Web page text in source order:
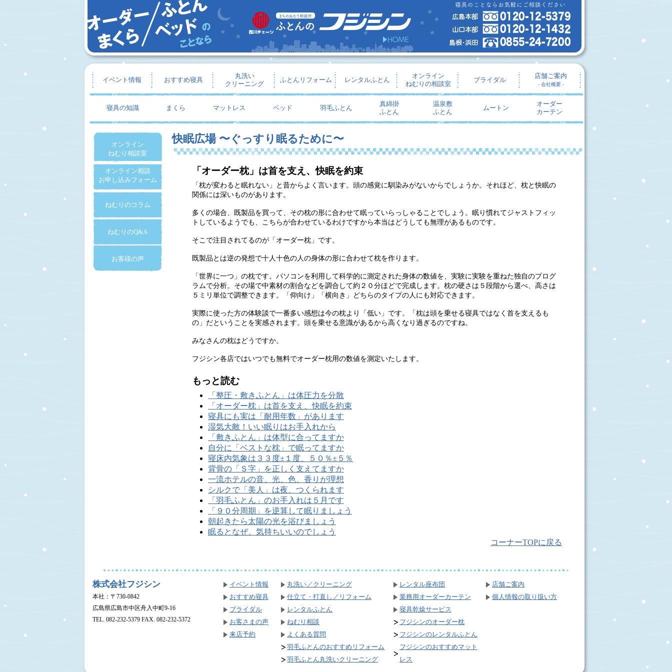
イベント情報 おすすめ寝具
丸洗い
クリーニング
ふとんリフォーム レンタルふとん
オンライン
ねむりの相談室
ブライダル
店舗ご案内
- 会社概要 -
寝具の知識 まくら マットレス ベッド 羽毛ふとん
真綿掛
ふとん
温泉敷
ふとん
ムートン
オーダー
カーテン
快眠広場 〜ぐっすり眠るために〜
「オーダー枕」は首を支え、快眠を約束
「枕が変わると眠れない」と昔からよく言います。頭の感覚に馴染みがないからでしょうか。それほど、枕と快眠の
関係には深いものがあります。
多くの場合、既製品を買って、その枕の形に合わせて眠っていらっしゃることでしょう。眠り慣れてジャストフィッ
トしているようでも、こちらが合わせているわけですから本当はどうしても無理があるものです。
そこで注目されてるのが「オーダー枕」です。
既製品とは逆の発想で十人十色の人の身体の形に合わせて枕を作ります。
「世界に一つ」の枕です。パソコンを利用して科学的に測定された身体の数値を、実験に実験を重ねた独自のプログ
ラムで分析。その場で中素材の割合などを調合して約２０分ほどで完成します。枕の硬さは５段階から選べ、高さは
５ミリ単位で調整できます。「仰向け」「横向き」どちらのタイプの人にも対応できます。
実際に使った方の体験談で一番多い感想は今の枕より「低い」です。「枕は頭を乗せる寝具ではなく首を支えるも
の」だということを実感されます。頭を乗せる意識があるから高くなり過ぎるのですね。
みなさんの枕はどうですか。
フジシン各店ではいつでも無料でオーダー枕用の数値を測定いたします。
もっと読む
「整圧・敷きふとん」は体圧力を分散
「オーダー枕」は首を支え、快眠を約束
寝具にも実は「耐用年数」があります
湿気大敵！いい眠りはお手入れから
「敷きふとん」は体型に合ってますか
自分に「ベストな枕」で眠ってますか
寝床内気象は３３度±１度、５０％±５％
背骨の「Ｓ字」を正しく支えてますか
一流ホテルの音、光、色、香りが理想
シルクで「美人」は夜、つくられます
「羽毛ふとん」のお手入れは５月です
「９０分周期」を逆算して眠りましょう
朝起きたら太陽の光を浴びましょう
眠るとなぜ、気持ちいいのでしょう
コーナーTOPに戻る
オンライン
ねむり相談室
オンライン相談
お申し込みフォーム
ねむりのコラム
ねむりのQ&A
お客様の声
株式会社フジシン
本社：〒730-0842
広島県広島市中区舟入中町9-16
TEL. 082-232-5379 FAX. 082-232-5372
イベント情報
おすすめ寝具
ブライダル
お客さまの声
来店予約
丸洗い／クリーニング
仕立て・打直し／リフォーム
レンタルふとん
ねむり相談
よくある質問
羽毛ふとんのおすすめリフォーム
羽毛ふとん丸洗いクリーニング
レンタル座布団
業務用オーダーカーテン
寝具乾燥サービス
フジシンのオーダー枕
フジシンのレンタルふとん
フジシンのおすすめマット
レス
店舗ご案内
個人情報の取り扱い方